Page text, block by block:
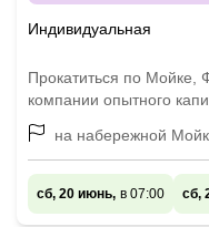
Индивидуальная
Прокатиться по Мойке,
компании опытного
на набережной
сб, 20 июнь, в 07:00 сб,